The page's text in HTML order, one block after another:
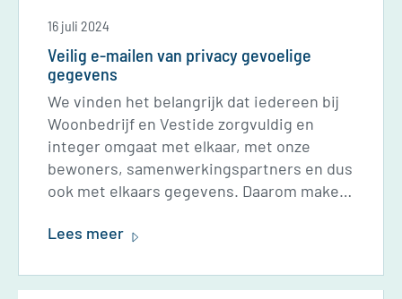
16 juli 2024
Veilig e-mailen van privacy gevoelige
gegevens
We vinden het belangrijk dat iedereen bij
Woonbedrijf en Vestide zorgvuldig en
integer omgaat met elkaar, met onze
bewoners, samenwerkingspartners en dus
ook met elkaars gegevens. Daarom maken
2022 gebruik van Zivver om privacy
Lees meer